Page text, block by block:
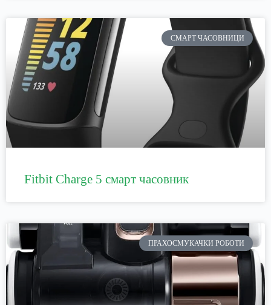
СМАРТ ЧАСОВНИЦИ
Fitbit Charge 5 смарт часовник
ПРАХОСМУКАЧКИ РОБОТИ